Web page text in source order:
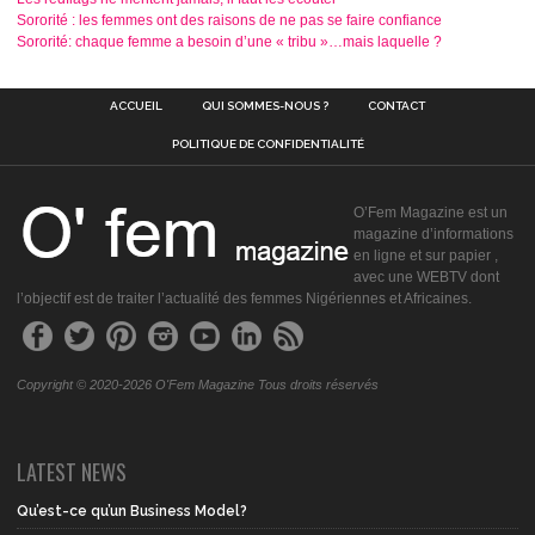
Sororité : les femmes ont des raisons de ne pas se faire confiance
Sororité: chaque femme a besoin d’une « tribu »…mais laquelle ?
ACCUEIL QUI SOMMES-NOUS ? CONTACT
POLITIQUE DE CONFIDENTIALITÉ
O’Fem Magazine est un
magazine d’informations
en ligne et sur papier ,
avec une WEBTV dont
l’objectif est de traiter l’actualité des femmes Nigériennes et Africaines.
Copyright © 2020-2026 O'Fem Magazine Tous droits réservés
LATEST NEWS
Qu’est-ce qu’un Business Model?